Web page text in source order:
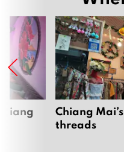
Chiang
threads